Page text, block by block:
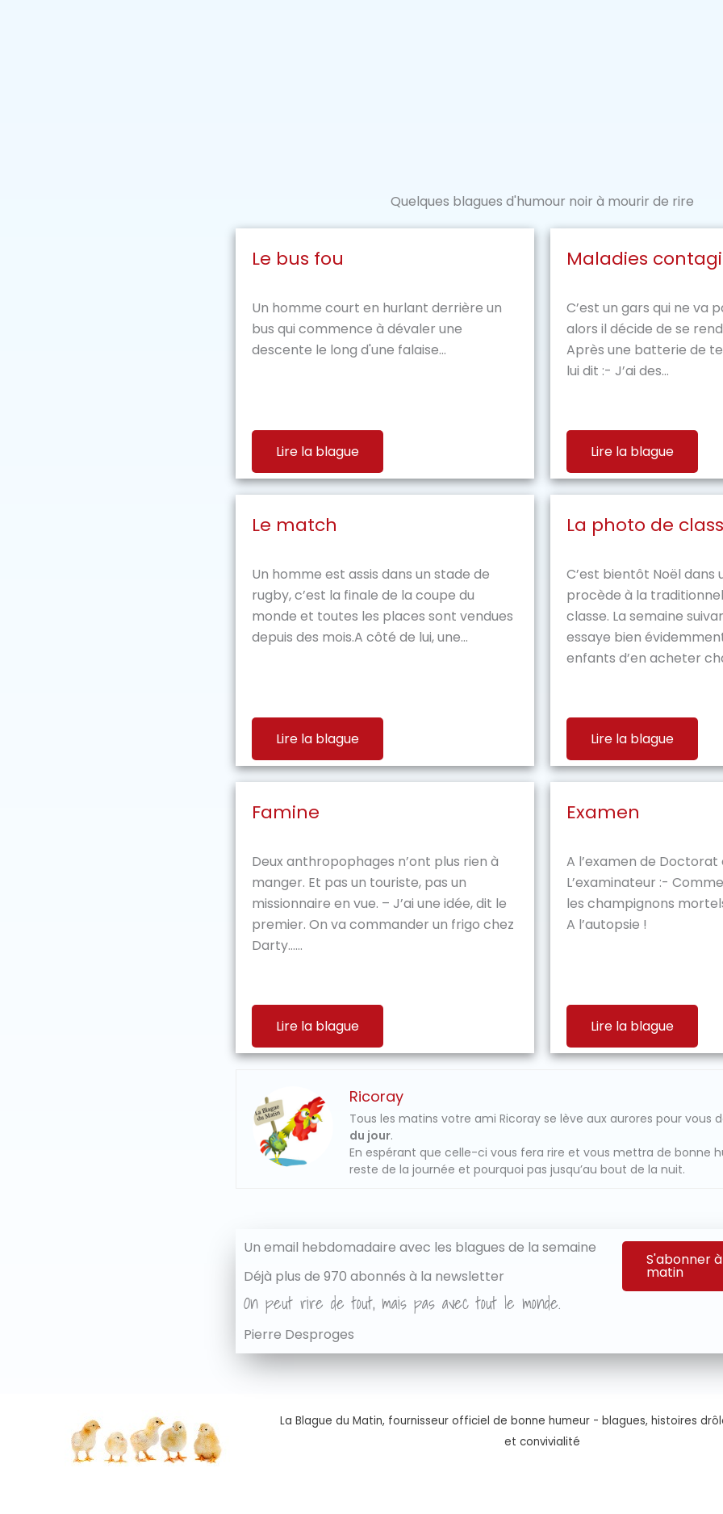
Quelques blagues d'humour noir à mourir de rire
Le bus fou
Un homme court en hurlant derrière un
bus qui commence à dévaler une
descente le long d'une falaise...
Lire la blague
Maladies
C’est un gars qui ne va
alors il décide de se
Après une batterie de
lui dit :- J’ai des...
Lire la blague
Le match
Un homme est assis dans un stade de
rugby, c’est la finale de la coupe du
monde et toutes les places sont vendues
depuis des mois.A côté de lui, une...
Lire la blague
La photo de
C’est bientôt Noël dans
procède à la
classe. La semaine
essaye bien
enfants d’en acheter
Lire la blague
Famine
Deux anthropophages n’ont plus rien à
manger. Et pas un touriste, pas un
missionnaire en vue. – J’ai une idée, dit le
premier. On va commander un frigo chez
Darty…...
Lire la blague
Examen
A l’examen de Doctorat
L’examinateur :-
les champignons
A l’autopsie !
Lire la blague
Ricoray
Tous les matins votre ami Ricoray se lève aux aurores pour vous
du jour.
En espérant que celle-ci vous fera rire et vous mettra de bonne
reste de la journée et pourquoi pas jusqu’au bout de la nuit.
Un email hebdomadaire avec les blagues de la semaine
Déjà plus de 970 abonnés à la newsletter
S'abonner
matin
On peut rire de tout, mais pas avec tout le monde.
Pierre Desproges
La Blague du Matin, fournisseur officiel de bonne humeur - blagues, histoires
et convivialité